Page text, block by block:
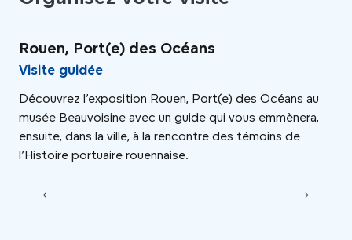
Rouen, Port(e) des Océans
Visite guidée
Découvrez l’exposition Rouen, Port(e) des Océans au
musée Beauvoisine avec un guide qui vous emmènera,
ensuite, dans la ville, à la rencontre des témoins de
l’Histoire portuaire rouennaise.